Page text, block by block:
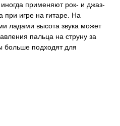
применяют рок- и джаз-
при игре на гитаре. На
ладами высота звука может
пальца на струну за
больше подходят для